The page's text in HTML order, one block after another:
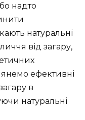
надто
натуральні
від загару,
ефективні
в
натуральні